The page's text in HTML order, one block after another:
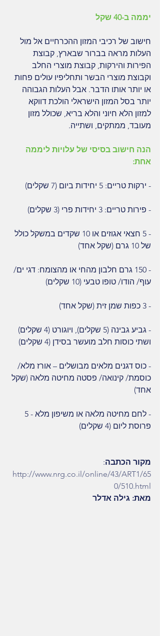
יממה ב-40 שקל
חישוב של רכיבי המזון ההכרחיים אל מול
העלות מראה בברור שבארץ, קבוצת
הפירות והירקות, קבוצת מוצרי החלב
וקבוצת מוצרי הבשר ותחליפיו עולים פחות
או יותר אותו הדבר. אבל העלות הגבוהה
יותר בסל המזון הישראלי הולכת דווקא
למזון הלא חיוני והלא בריא, שכולל מזון
מעובד, ממתקים, ושתייה.
הנה חישוב בסיסי של עלויות ליממה
אחת:
- ירקות טריים: 5 יחידות ביום (7 שקלים)
- פירות טריים: 3 יחידות פרי (3 שקלים)
- 5 חצאי אגוזים או 10 שקדים במשקל כולל
של 10 גרם (שקל אחד)
- 150 גרם חלבון מהחי או מהצומח: דגי ים/
עוף/ הודו/ טופו טבעי (10 שקלים)
- 3 כפות שמן זית (שקל אחד)
- גביע גבינה (5 שקלים), ויוגורט (4 שקלים)
ושתי כוסות חלב מועשר בסידן (4 שקלים)
- כוס דגנים מלאים מבושלים – אורז מלא/
כוסמת/ קינואה/ פסטה מחיטה מלאה (שקל
אחד)
פרוסת ליום (4 שקלים)
מקור הכתבה:
http://www.nrg.co.il/online/43/ART1/65
0/510.html
מאת: גילה אדלר